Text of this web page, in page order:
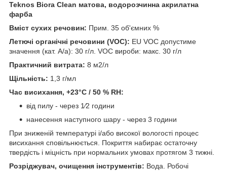
Teknos Biora Clean матова, водорозчинна акрилатна
фарба
Вміст сухих речовин: Прим. 35 об'ємних %
Летючі органічні речовини (VOC): EU VOC допустиме
значення (кат. A/a): 30 г/л. VOC вироби: макс. 30 г/л
Практичний витрата: 8 м2/л
Щільність: 1,3 г/мл
Час висихання, +23°C / 50 % RH:
від пилу - через 1⁄2 години
нанесення наступного шару - через 3 години
При зниженій температурі і/або високої вологості процес
висихання сповільнюється. Покриття набирає остаточну
твердість і міцність при нормальних умовах протягом 3 тижні.
Розріджувач, очищення інструментів: Вода. Робочі